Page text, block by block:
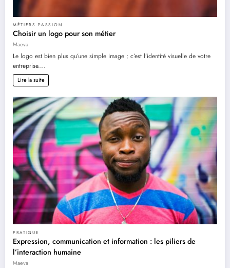
MÉTIERS PASSION
Choisir un logo pour son métier
Maeva
Le logo est bien plus qu’une simple image ; c’est l’identité visuelle de votre
entreprise.…
Lire la suite
PRATIQUE
Expression, communication et information : les piliers de
l’interaction humaine
Maeva